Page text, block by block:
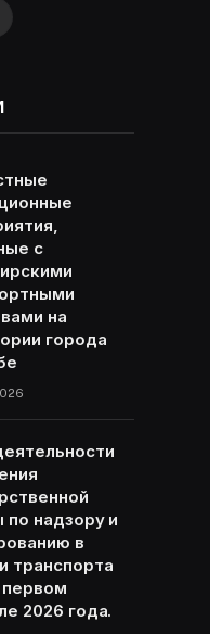
с
на
города
по надзору и
в
транспорта
2026 года.